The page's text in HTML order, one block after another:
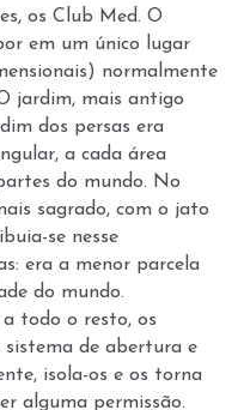
os Club Med. O
em um único lugar
normalmente
jardim, mais antigo
dos persas era
a cada área
do mundo. No
sagrado, com o jato
se nesse
era a menor parcela
do mundo.
todo o resto, os
de abertura e
isola-os e os torna
alguma permissão.